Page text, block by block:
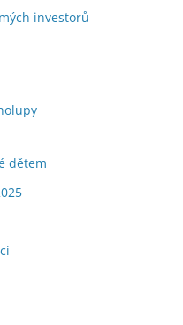
investorů
dětem